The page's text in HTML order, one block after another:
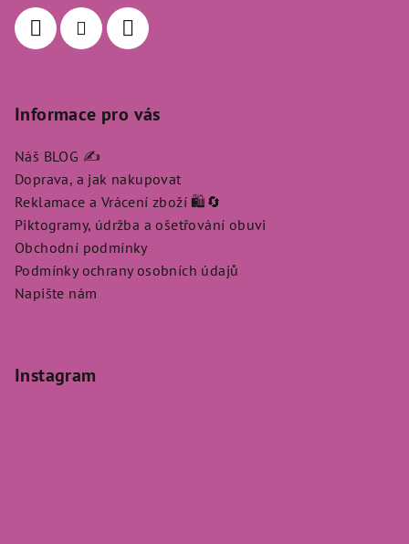
Informace pro vás
Náš BLOG ✍️
Doprava, a jak nakupovat
Reklamace a Vrácení zboží 🛍️🔄
Piktogramy, údržba a ošetřování obuvi
Obchodní podmínky
Podmínky ochrany osobních údajů
Napište nám
Instagram